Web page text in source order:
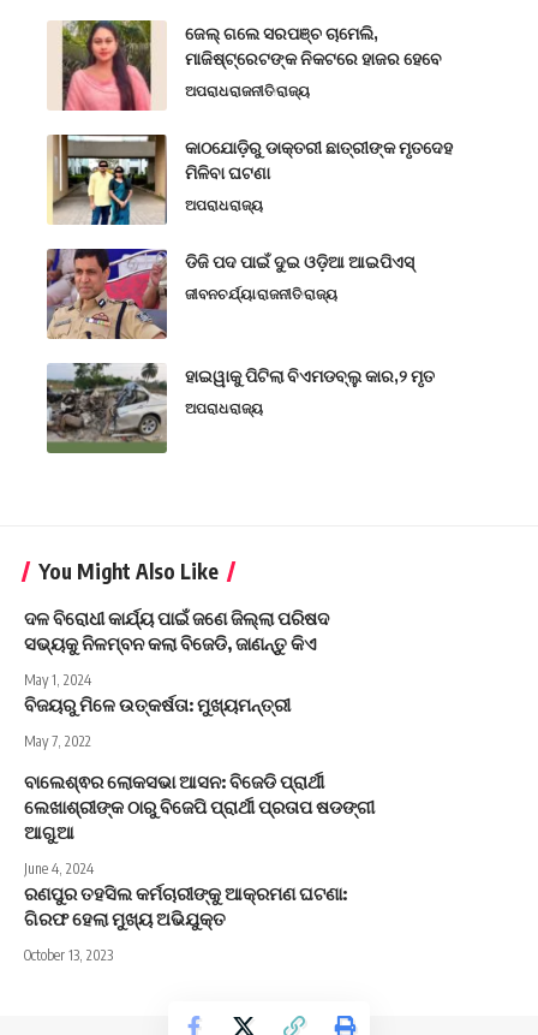
ଜେଲ୍ ଗଲେ ସରପଞ୍ଚ ଚାମେଲି,
ମାଜିଷ୍ଟ୍ରେଟଙ୍କ ନିକଟରେ ହାଜର ହେବେ
ଅପରାଧରାଜନୀତିରାଜ୍ୟ
କାଠଯୋଡ଼ିରୁ ଡାକ୍ତରୀ ଛାତ୍ରୀଙ୍କ ମୃତଦେହ
ମିଳିବା ଘଟଣା
ଅପରାଧରାଜ୍ୟ
ଡିଜି ପଦ ପାଇଁ ଦୁଇ ଓଡ଼ିଆ ଆଇପିଏସ୍
ଜୀବନଚର୍ଯ୍ୟାରାଜନୀତିରାଜ୍ୟ
ହାଇୱାକୁ ପିଟିଲା ବିଏମଡବ୍ଲୁ କାର,୨ ମୃତ
ଅପରାଧରାଜ୍ୟ
You Might Also Like
ଦଳ ବିରୋଧୀ କାର୍ଯ୍ୟ ପାଇଁ ଜଣେ ଜିଲ୍ଲା ପରିଷଦ
ସଭ୍ୟକୁ ନିଳମ୍ବନ କଲା ବିଜେଡି, ଜାଣନ୍ତୁ କିଏ
May 1, 2024
ବିଜୟରୁ ମିଳେ ଉତ୍କର୍ଷତା: ମୁଖ୍ୟମନ୍ତ୍ରୀ
May 7, 2022
ବାଲେଶ୍ଵର ଲୋକସଭା ଆସନ: ବିଜେଡି ପ୍ରାର୍ଥୀ
ଲେଖାଶ୍ରୀଙ୍କ ଠାରୁ ବିଜେପି ପ୍ରାର୍ଥୀ ପ୍ରତାପ ଷଡଙ୍ଗୀ
ଆଗୁଆ
June 4, 2024
ରଣପୁର ତହସିଲ କର୍ମଚାରୀଙ୍କୁ ଆକ୍ରମଣ ଘଟଣା:
ଗିରଫ ହେଲା ମୁଖ୍ୟ ଅଭିଯୁକ୍ତ
October 13, 2023